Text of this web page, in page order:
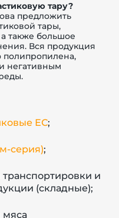
тару?
предложить
тары,
также большое
Вся продукция
полипропилена,
негативным
ЕС;
серия);
и
(складные);
мяса